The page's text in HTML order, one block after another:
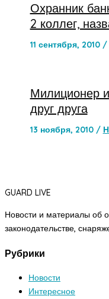
Охранник
2 коллег,
11 сентября, 2010 /
Милиционер
друг друга
13 ноября, 2010 /
GUARD LIVE
Новости и материалы об
законодательстве,
Рубрики
Новости
Интересное